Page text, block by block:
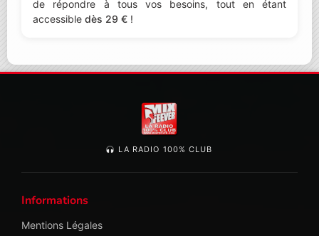
de répondre à tous vos besoins, tout en étant
accessible dès 29 € !
LA RADIO 100% CLUB
Informations
Mentions Légales